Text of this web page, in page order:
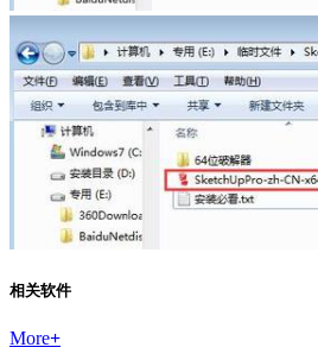
相关软件
More+